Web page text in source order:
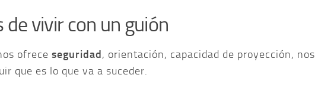
de vivir con un guión
ofrece seguridad, orientación, capacidad de proyección, nos
que es lo que va a suceder.